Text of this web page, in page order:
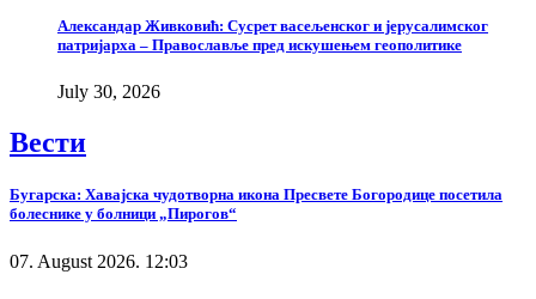
Александар Живковић: Сусрет васељенског и јерусалимског
патријарха – Православље пред искушењем геополитике
July 30, 2026
Вести
Бугарска: Хавајска чудотворна икона Пресвете Богородице посетила
болеснике у болници „Пирогов“
07. August 2026. 12:03